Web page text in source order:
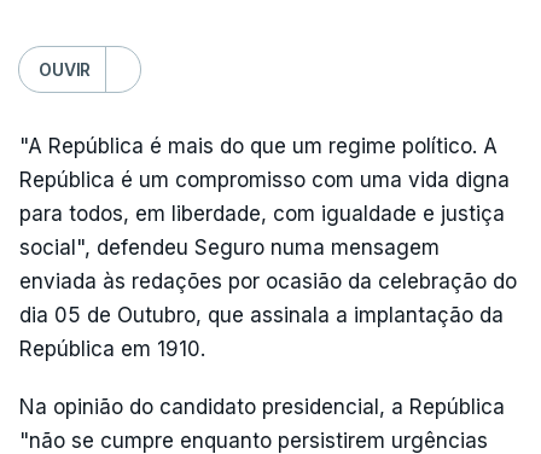
OUVIR
"A República é mais do que um regime político. A
República é um compromisso com uma vida digna
para todos, em liberdade, com igualdade e justiça
social", defendeu Seguro numa mensagem
enviada às redações por ocasião da celebração do
dia 05 de Outubro, que assinala a implantação da
República em 1910.
Na opinião do candidato presidencial, a República
"não se cumpre enquanto persistirem urgências